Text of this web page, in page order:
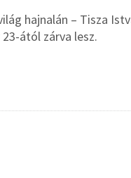
hajnalán – Tisza
ától zárva lesz.